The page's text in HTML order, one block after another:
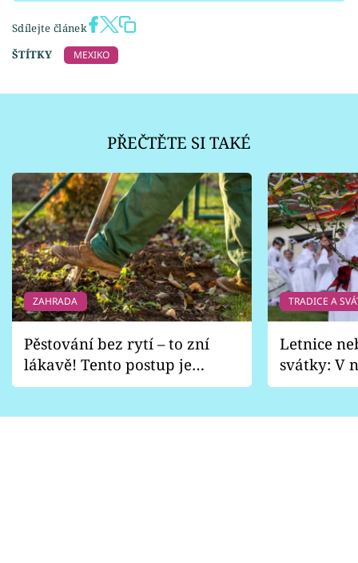
Sdílejte článek
ŠTÍTKY
MEXIKO
PŘEČTĚTE SI TAKÉ
ZAHRADA
Pěstování bez rytí – to zní
lákavě! Tento postup je
vhodný jen pro některé
TRADICE A
Letnice
svátky: V
pondělí